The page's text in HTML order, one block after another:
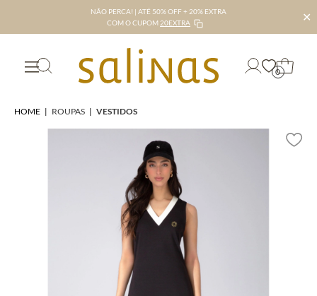
NÃO PERCA! | ATÉ 50% OFF + 20% EXTRA
COM O CUPOM 20EXTRA ✕
0
HOME | ROUPAS | VESTIDOS